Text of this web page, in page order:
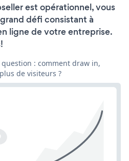
est opérationnel, vous
défi consistant à
ligne de votre entreprise.
: comment draw in,
de visiteurs ?